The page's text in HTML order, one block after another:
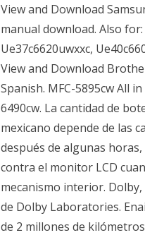
View and Download
manual download. Also for:
Ue37c6620uwxxc,
View and Download
Spanish. MFC-5895cw All
6490cw. La cantidad de
mexicano depende de las
después de algunas
contra el monitor LCD
mecanismo interior.
de Dolby Laboratories.
de 2 millones de